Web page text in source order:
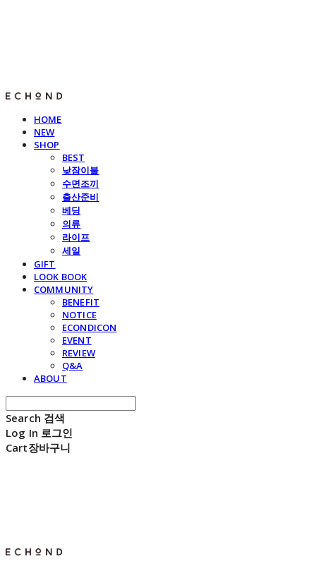
HOME
NEW
SHOP
BEST
낮잠이불
수면조끼
출산준비
베딩
의류
라이프
세일
GIFT
LOOK BOOK
COMMUNITY
BENEFIT
NOTICE
ECONDICON
EVENT
REVIEW
Q&A
ABOUT
Search 검색
Log In 로그인
Cart장바구니